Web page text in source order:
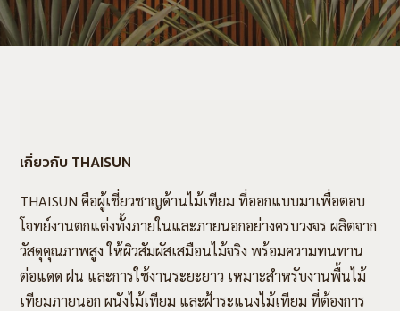
เกี่ยวกับ THAISUN
THAISUN คือผู้เชี่ยวชาญด้านไม้เทียม ที่ออกแบบมาเพื่อตอบ
โจทย์งานตกแต่งทั้งภายในและภายนอกอย่างครบวงจร ผลิตจาก
วัสดุคุณภาพสูง ให้ผิวสัมผัสเสมือนไม้จริง พร้อมความทนทาน
ต่อแดด ฝน และการใช้งานระยะยาว เหมาะสำหรับงานพื้นไม้
เทียมภายนอก ผนังไม้เทียม และฝ้าระแนงไม้เทียม ที่ต้องการ